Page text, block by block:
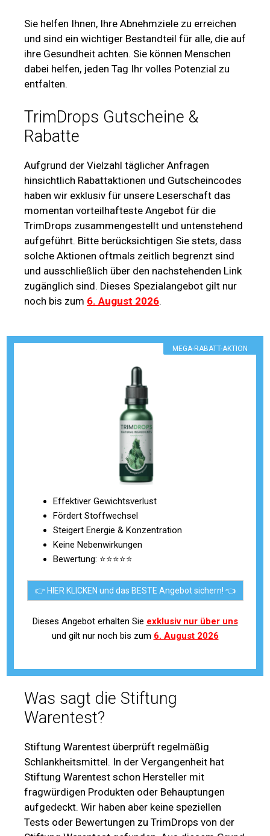
Sie helfen Ihnen, Ihre Abnehmziele zu erreichen
und sind ein wichtiger Bestandteil für alle, die auf
ihre Gesundheit achten. Sie können Menschen
dabei helfen, jeden Tag Ihr volles Potenzial zu
entfalten.
TrimDrops Gutscheine &
Rabatte
Aufgrund der Vielzahl täglicher Anfragen
hinsichtlich Rabattaktionen und Gutscheincodes
haben wir exklusiv für unsere Leserschaft das
momentan vorteilhafteste Angebot für die
TrimDrops zusammengestellt und untenstehend
aufgeführt. Bitte berücksichtigen Sie stets, dass
solche Aktionen oftmals zeitlich begrenzt sind
und ausschließlich über den nachstehenden Link
zugänglich sind. Dieses Spezialangebot gilt nur
noch bis zum 6. August 2026.
MEGA-RABATT-AKTION
Effektiver Gewichtsverlust
Fördert Stoffwechsel
Steigert Energie & Konzentration
Keine Nebenwirkungen
Bewertung: ⭐⭐⭐⭐⭐
👉 HIER KLICKEN und das BESTE Angebot sichern! 👈
Dieses Angebot erhalten Sie exklusiv nur über uns
und gilt nur noch bis zum 6. August 2026
Was sagt die Stiftung
Warentest?
Stiftung Warentest überprüft regelmäßig
Schlankheitsmittel. In der Vergangenheit hat
Stiftung Warentest schon Hersteller mit
fragwürdigen Produkten oder Behauptungen
aufgedeckt. Wir haben aber keine speziellen
Tests oder Bewertungen zu TrimDrops von der